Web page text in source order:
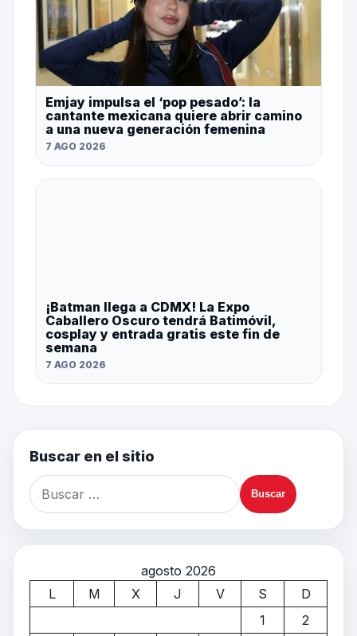
Emjay impulsa el ‘pop pesado’: la
cantante mexicana quiere abrir camino
a una nueva generación femenina
7 AGO 2026
¡Batman llega a CDMX! La Expo
Caballero Oscuro tendrá Batimóvil,
cosplay y entrada gratis este fin de
semana
7 AGO 2026
Buscar en el sitio
agosto 2026
L
M X J V S
D
1
2